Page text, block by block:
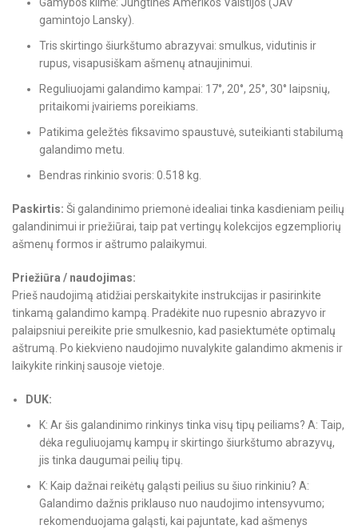
gamintojo Lansky).
Tris skirtingo šiurkštumo abrazyvai: smulkus, vidutinis ir
rupus, visapusiškam ašmenų atnaujinimui.
Reguliuojami galandimo kampai: 17°, 20°, 25°, 30° laipsnių,
pritaikomi įvairiems poreikiams.
Patikima geležtės fiksavimo spaustuvė, suteikianti stabilumą
galandimo metu.
Bendras rinkinio svoris: 0.518 kg.
Paskirtis: Ši galandinimo priemonė idealiai tinka kasdieniam peilių
galandinimui ir priežiūrai, taip pat vertingų kolekcijos egzempliorių
ašmenų formos ir aštrumo palaikymui.
Priežiūra / naudojimas:
Prieš naudojimą atidžiai perskaitykite instrukcijas ir pasirinkite
tinkamą galandimo kampą. Pradėkite nuo rupesnio abrazyvo ir
palaipsniui pereikite prie smulkesnio, kad pasiektumėte optimalų
aštrumą. Po kiekvieno naudojimo nuvalykite galandimo akmenis ir
laikykite rinkinį sausoje vietoje.
DUK:
K: Ar šis galandinimo rinkinys tinka visų tipų peiliams? A: Taip,
dėka reguliuojamų kampų ir skirtingo šiurkštumo abrazyvų,
jis tinka daugumai peilių tipų.
K: Kaip dažnai reikėtų galąsti peilius su šiuo rinkiniu? A:
Galandimo dažnis priklauso nuo naudojimo intensyvumo;
rekomenduojama galąsti, kai pajuntate, kad ašmenys